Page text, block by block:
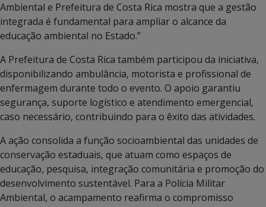
Ambiental e Prefeitura de Costa Rica mostra que a gestão
integrada é fundamental para ampliar o alcance da
educação ambiental no Estado.”
A Prefeitura de Costa Rica também participou da iniciativa,
disponibilizando ambulância, motorista e profissional de
enfermagem durante todo o evento. O apoio garantiu
segurança, suporte logístico e atendimento emergencial,
caso necessário, contribuindo para o êxito das atividades.
A ação consolida a função socioambiental das unidades de
conservação estaduais, que atuam como espaços de
educação, pesquisa, integração comunitária e promoção do
desenvolvimento sustentável. Para a Polícia Militar
Ambiental, o acampamento reafirma o compromisso